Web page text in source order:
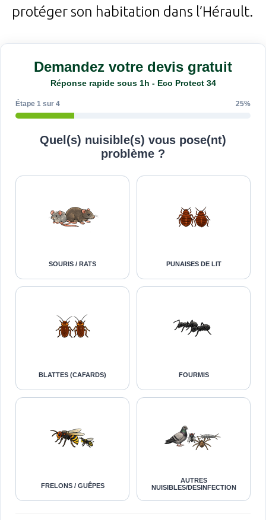
protéger son habitation dans l’Hérault.
Demandez votre devis gratuit
Réponse rapide sous 1h - Eco Protect 34
Étape 1 sur 4 25%
Quel(s) nuisible(s) vous pose(nt)
problème ?
SOURIS / RATS PUNAISES DE LIT
BLATTES (CAFARDS) FOURMIS
FRELONS / GUÊPES
AUTRES
NUISIBLES/DESINFECTION